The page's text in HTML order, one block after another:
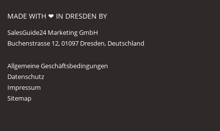
MADE WITH ❤ IN DRESDEN BY
SalesGuide24 Marketing GmbH
Buchenstrasse 12, 01097 Dresden, Deutschland
Allgemeine Geschäftsbedingungen
Datenschutz
Impressum
Sitemap